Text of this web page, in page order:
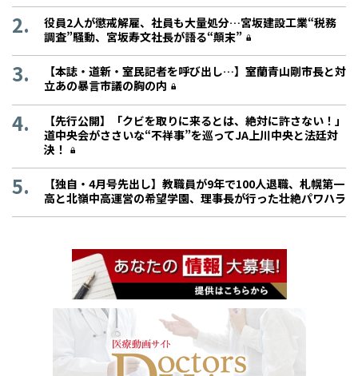
役員2人が懲戒解雇、社員も大量処分…宮坂建設工業“税務
調査”騒動、宮坂寿文社長が語る“顛末”
【本誌・道新・室民記者を呼び出し…】室蘭青山剛市長と対
立あの暴言市議の胸の内
【先行公開】「クビを取りに来るとは、絶対に許さない！」
道中央会がささいな“不祥事”を巡ってJA上川中央と法廷対
決！
【独自・4月号先出し】教職員が9年で100人退職、札幌第一
高と北嶺中高運営の希望学園、理事長が行った壮絶パワハラ